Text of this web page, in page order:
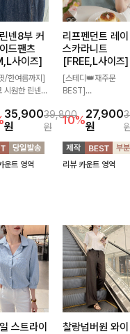
넨8부 커
드팬츠
사이즈]
/한여름까지]
시원한 린넨
재로 한여름까
하게 즐기기
부 커브 와이드
자연스럽게
커브핏이 멋
실루엣을 연출
35,900
원
39,800
원
운트 영역
리프펜던트 레이
스카라니트
[FREE,L사이즈]
[스테디👑재주문
BEST]
카라 니트에 펜던트
포인트까지 톡-톡 얼
굴을 밝혀주는 컬러와
함께 해요-
10%27,900
원
리뷰 카운트 영역
스트라이
찰랑넘버원 와이